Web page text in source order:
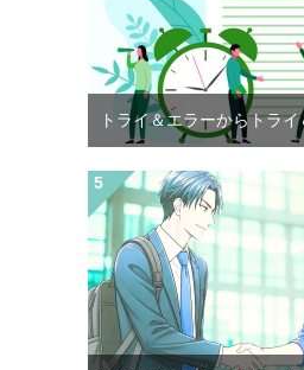
トライ＆エラーからトラ